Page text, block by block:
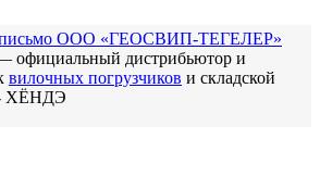
официальный дистрибьютор и
вилочных погрузчиков и складской
ХЁНДЭ